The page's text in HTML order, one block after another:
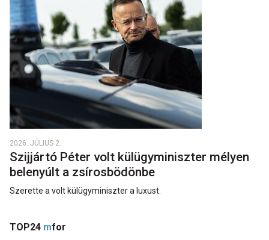
2026. JÚLIUS 2.
Szijjártó Péter volt külügyminiszter mélyen
belenyúlt a zsírosbödönbe
Szerette a volt külügyminiszter a luxust.
TOP24 mfor